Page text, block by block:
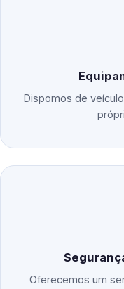
Dispomos de
Oferecemos um